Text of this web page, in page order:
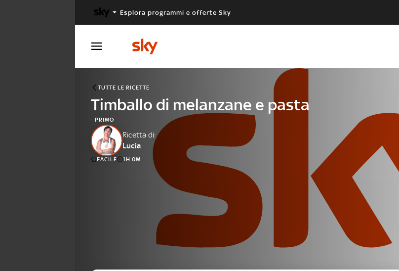
Esplora programmi e offerte Sky
TUTTE LE RICETTE
Timballo di melanzane e pasta
PRIMO
Ricetta di:
Lucia
FACILE 1H 0M